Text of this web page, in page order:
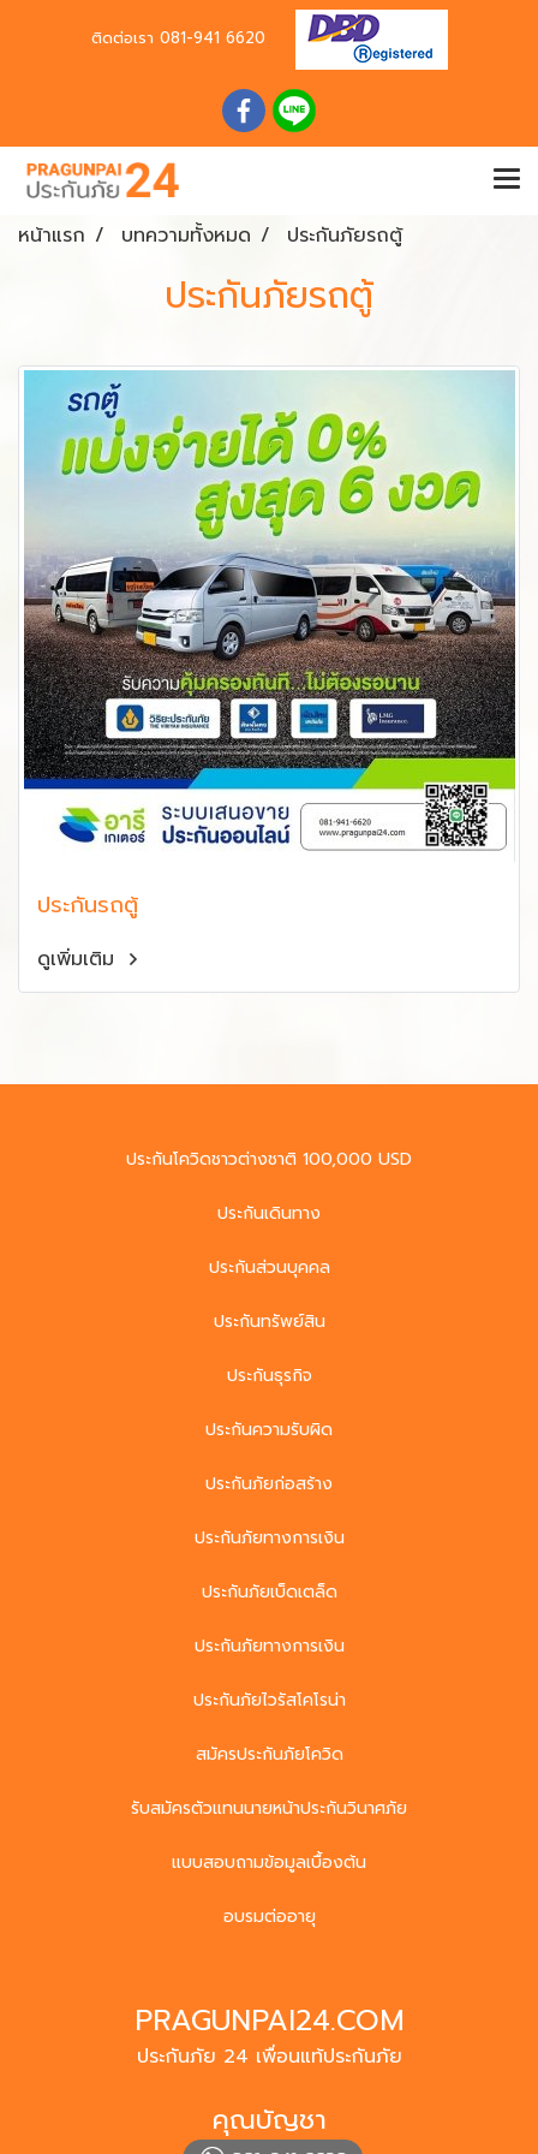
ติดต่อเรา 081-941 6620
หน้าแรก บทความทั้งหมด ประกันภัยรถตู้
ประกันภัยรถตู้
ประกันรถตู้
ดูเพิ่มเติม
ประกันโควิดชาวต่างชาติ 100,000 USD
ประกันเดินทาง
ประกันส่วนบุคคล
ประกันทรัพย์สิน
ประกันธุรกิจ
ประกันความรับผิด
ประกันภัยก่อสร้าง
ประกันภัยทางการเงิน
ประกันภัยเบ็ดเตล็ด
ประกันภัยทางการเงิน
ประกันภัยไวรัสโคโรน่า
สมัครประกันภัยโควิด
รับสมัครตัวแทนนายหน้าประกันวินาศภัย
แบบสอบถามข้อมูลเบื้องต้น
อบรมต่ออายุ
PRAGUNPAI24.COM
ประกันภัย 24 เพื่อนแท้ประกันภัย
คุณบัญชา